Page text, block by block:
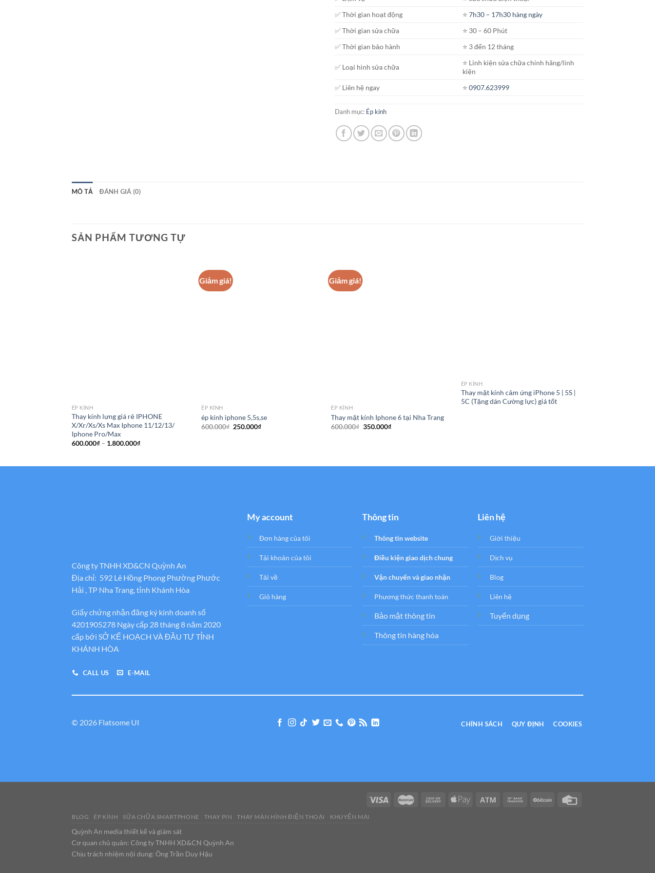
✅ Thời gian hoạt động
⭐️7h30 – 17h30 hàng ngày
✅ Thời gian sửa chữa
⭐️ 30 – 60 Phút
✅ Thời gian bảo hành
⭐️ 3 đến 12 tháng
✅ Loại hình sửa chữa
⭐️ Linh kiện sửa chữa chính hãng/linh
kiện
✅ Liên hệ ngay
⭐️0907.623999
Danh mục: Ép kính
MÔ TẢ ĐÁNH GIÁ (0)
SẢN PHẨM TƯƠNG TỰ
ÉP KÍNH
Thay kính lưng giá rẻ IPHONE
X/Xr/Xs/Xs Max Iphone 11/12/13/
Iphone Pro/Max
600.000₫ – 1.800.000₫Khoảng
Giảm giá!
ÉP KÍNH
ép kính iphone 5,5s,se
600.000₫ Giá
250.000₫Giá
Giảm giá!
ÉP KÍNH
Thay mặt kính Iphone 6 tại Nha Trang
600.000₫ Giá
350.000₫Giá
ÉP KÍNH
Thay mặt kính cảm ứng iPhone 5 | 5S |
5C (Tặng dán Cường lực) giá tốt
Công ty TNHH XD&CN Quỳnh An
Địa chỉ: 592 Lê Hồng Phong Phường Phước
Hải , TP Nha Trang, tỉnh Khánh Hòa
Giấy chứng nhận đăng ký kinh doanh số
4201905278 Ngày cấp 28 tháng 8 năm 2020
cấp bới SỞ KẾ HOẠCH VÀ ĐẦU TƯ TỈNH
KHÁNH HÒA
CALL US E-MAIL
My account
Đơn hàng của tôi
Tải khoản của tôi
Tải về
Giỏ hàng
Thông tin
Thông tin website
Điều kiện giao dịch chung
Vận chuyển và giao nhận
Phương thức thanh toán
Bảo mật thông tin
Thông tin hàng hóa
Liên hệ
Giới thiệu
Dịch vụ
Blog
Liên hệ
Tuyển dụng
© 2026 Flatsome UI CHÍNH SÁCH QUY ĐỊNH COOKIES
BLOG ÉP KÍNH SỬA CHỮA SMARTPHONE THAY PIN THAY MÀN HÌNH ĐIỆN THOẠI KHUYẾN MẠI
Quỳnh An media thiết kế và giám sát
Cơ quan chủ quản: Công ty TNHH XD&CN Quỳnh An
Chịu trách nhiệm nội dung: Ông Trần Duy Hậu